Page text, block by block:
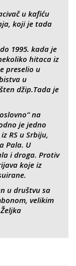
u kafiću
koji je tada
1995. kada je
hitaca iz
preselio u
u
džip.Tada je
na
je jedno
RS u Srbiju,
Pala. U
i droga. Protiv
koje iz
u društvu sa
velikim